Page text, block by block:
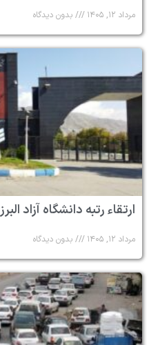
مرداد ۱۲, ۱۴۰۵ بدون دیدگاه
ارتقاء رتبه دانشگاه آزاد البرز
مرداد ۱۲, ۱۴۰۵ بدون دیدگاه